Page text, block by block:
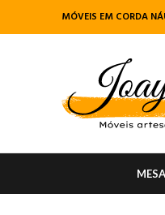
MÓVEIS EM CORDA